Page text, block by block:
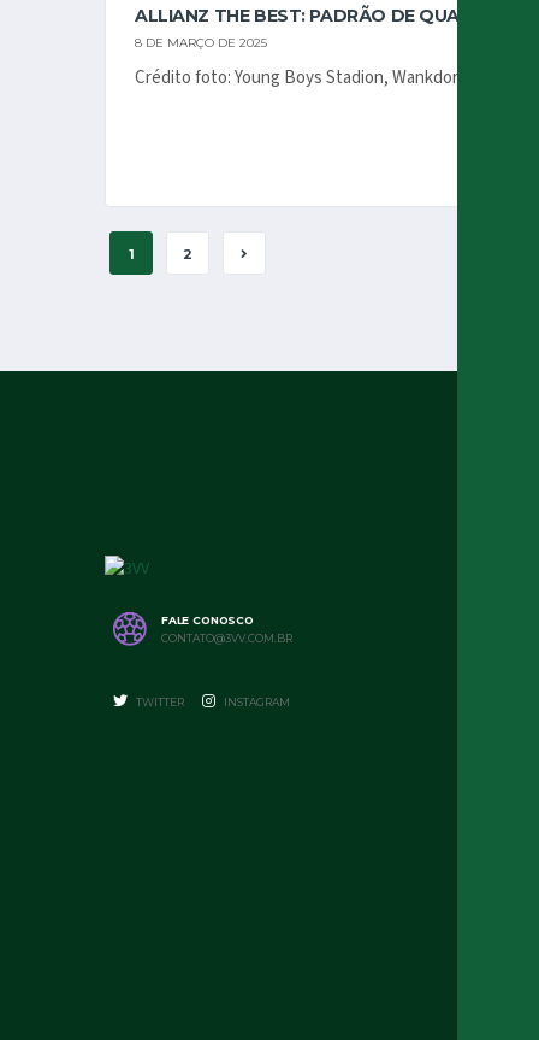
ALLIANZ THE BEST: PADRÃO DE QUALIDADE
8 DE MARÇO DE 2025
Crédito foto: Young Boys Stadion, Wankdorf, foto
1 2
FALE CONOSCO
CONTATO@3VV.COM.BR
TWITTER INSTAGRAM